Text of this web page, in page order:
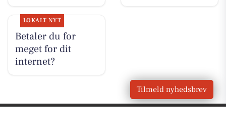
LOKALT NYT
Betaler du for
meget for dit
internet?
Tilmeld nyhedsbrev